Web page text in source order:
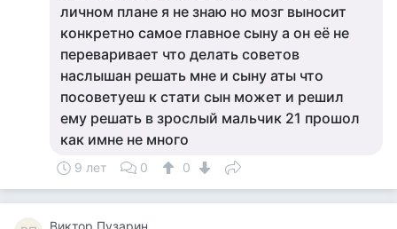
личном плане я не знаю но мозг выносит
конкретно самое главное сыну а он её не
переваривает что делать советов
наслышан решать мне и сыну аты что
посоветуеш к стати сын может и решил
ему решать в зрослый мальчик 21 прошол
как имне не много
9 лет 0 0
Виктор Пузарин